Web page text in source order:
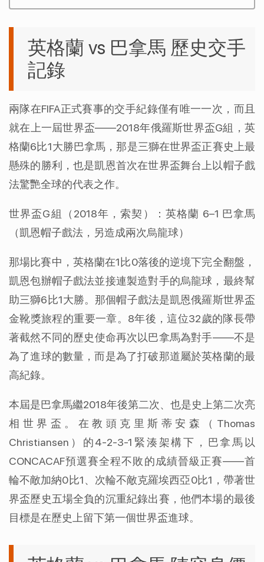
英格蘭 vs 巴拿馬 歷史交手
記錄
兩隊在FIFA正式賽事的交手紀錄僅有唯一一次，而且
就在上一屆世界盃——2018年俄羅斯世界盃G組，英
格蘭6比1大勝巴拿馬，那是三獅在世界盃正賽史上最
懸殊的勝利，也是凱恩首次在世界盃舞台上以帽子戲
法驚艷全球的代表之作。
世界盃G組（2018年，索契）：英格蘭 6–1 巴拿馬
（凱恩帽子戲法，另造成兩次烏龍球）
那場比賽中，英格蘭在1比0落後的逆境下完全翻盤，
凱恩包辦帽子戲法並接連製造對手的烏龍球，最終幫
助三獅6比1大勝。那個帽子戲法是凱恩俄羅斯世界盃
金靴獎旅程的重要一章。8年後，這位32歲的隊長帶
著截然不同的歷史使命再次以巴拿馬為對手——不是
為了進球的數量，而是為了打破那道屬於英格蘭的最
高紀錄。
本屆是巴拿馬繼2018年後第二次、也是史上第二次亮
相世界盃。在教頭克里斯蒂安森（Thomas
Christiansen）的4-2-3-1緊湊架構下，巴拿馬以
CONCACAF預選賽全程不敗的成績晉級正賽——首
輪不敵加納0比1、次輪不敵克羅埃西亞0比1，帶著世
界盃歷史五場全負的沉重紀錄出賽，他們本場的最後
目標是在歷史上留下第一個世界盃進球。